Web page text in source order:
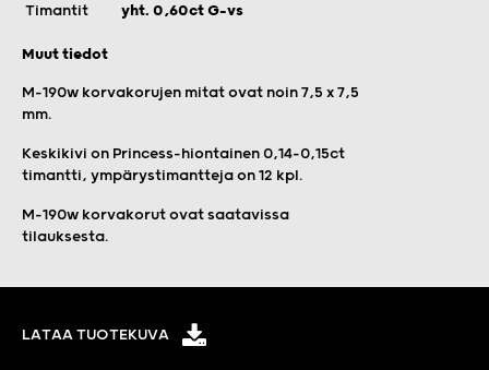
Timantit
yht. 0,60ct G-vs
Muut tiedot
M-190w korvakorujen mitat ovat noin 7,5 x 7,5
mm.
Keskikivi on Princess-hiontainen 0,14–0,15ct
timantti, ympärystimantteja on 12 kpl.
M-190w korvakorut ovat saatavissa
tilauksesta.
LATAA TUOTEKUVA